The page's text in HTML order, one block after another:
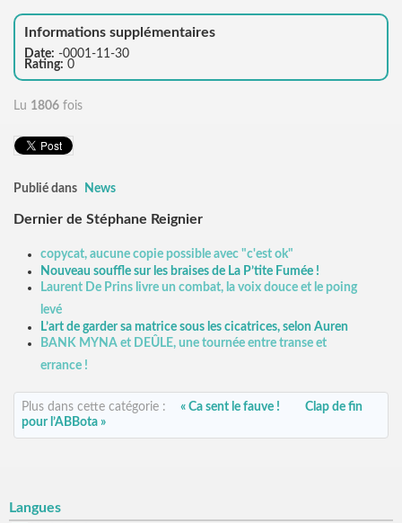
Informations supplémentaires
Date: -0001-11-30
Rating: 0
Lu 1806 fois
Publié dans News
Dernier de Stéphane Reignier
copycat, aucune copie possible avec "c'est ok"
Nouveau souffle sur les braises de La P’tite Fumée !
Laurent De Prins livre un combat, la voix douce et le poing
levé
L’art de garder sa matrice sous les cicatrices, selon Auren
BANK MYNA et DEÛLE, une tournée entre transe et
errance !
Plus dans cette catégorie : « Ca sent le fauve !
Clap de fin
pour l’ABBota »
Langues